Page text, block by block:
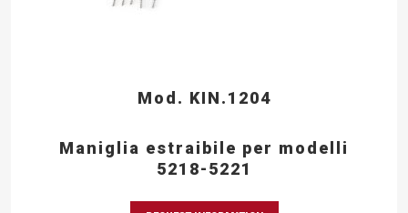
Mod. KIN.1204
Maniglia estraibile per modelli
5218-5221